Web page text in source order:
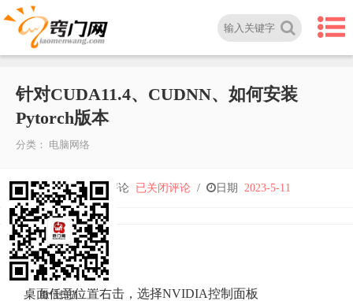
针对CUDA11.4、CUDNN、如何安装
Pytorch版本
分类： 电脑网络
人气5,018/ 评论 针
已关闭评论 / 日期 2023-5-11
显卡驱动查看
桌面任意位置右击，选择NVIDIA控制面板
微信扫描